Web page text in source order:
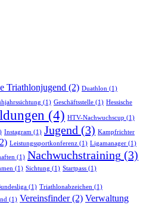
Triathlonjugend (2) Duathlon (1)
(1) Geschäftsstelle (1) Hessische
(4) HTV-Nachwuchscup (1)
Instagram (1) Jugend (3) Kampfrichter
Leistungssportkonferenz (1) Ligamanager (1)
(1) Nachwuchstraining (3)
(1) Sichtung (1) Startpass (1)
(1) Triathlonabzeichen (1)
(1) Vereinsfinder(2) Verwaltung